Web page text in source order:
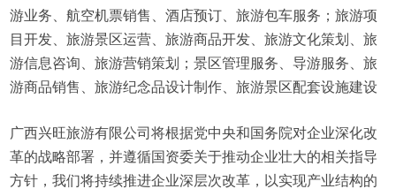
游业务、航空机票销售、酒店预订、旅游包车服务；旅游项
目开发、旅游景区运营、旅游商品开发、旅游文化策划、旅
游信息咨询、旅游营销策划；景区管理服务、导游服务、旅
游商品销售、旅游纪念品设计制作、旅游景区配套设施建设
广西兴旺旅游有限公司将根据党中央和国务院对企业深化改
革的战略部署，并遵循国资委关于推动企业壮大的相关指导
方针，我们将持续推进企业深层次改革，以实现产业结构的